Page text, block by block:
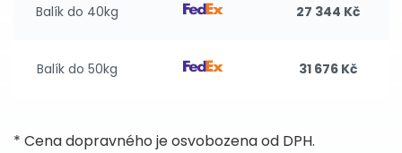
Balík do 40kg 27 344 Kč
Balík do 50kg 31 676 Kč
* Cena dopravného je osvobozena od DPH.